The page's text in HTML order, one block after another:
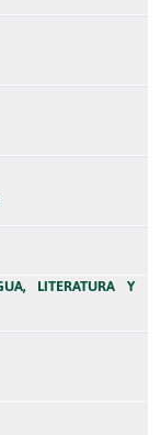
LITERATURA Y